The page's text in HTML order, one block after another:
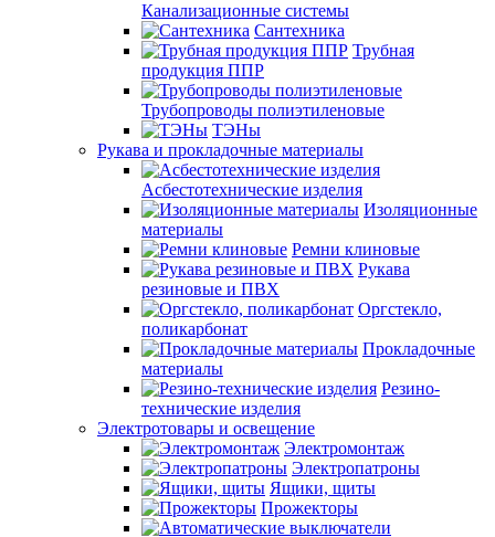
Канализационные системы
Сантехника
Трубная
продукция ППР
Трубопроводы полиэтиленовые
ТЭНы
Рукава и прокладочные материалы
Асбестотехнические изделия
Изоляционные
материалы
Ремни клиновые
Рукава
резиновые и ПВХ
Оргстекло,
поликарбонат
Прокладочные
материалы
Резино-
технические изделия
Электротовары и освещение
Электромонтаж
Электропатроны
Ящики, щиты
Прожекторы